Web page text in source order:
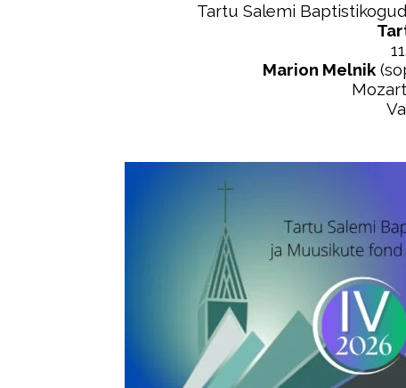
Tartu Salemi
Marion Melnik